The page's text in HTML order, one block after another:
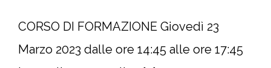
CORSO DI FORMAZIONE Giovedì 23
Marzo 2023 dalle ore 14:45 alle ore 17:45